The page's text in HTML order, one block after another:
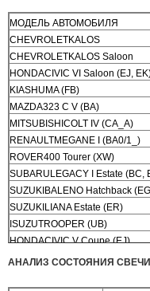
МОДЕЛЬ АВТОМОБИЛЯ
CHEVROLETKALOS
CHEVROLETKALOS Saloon
HONDACIVIC VI Saloon (EJ,
KIASHUMA (FB)
MAZDA323 C V (BA)
MITSUBISHICOLT IV (CA_A)
RENAULTMEGANE I (BA0/1_)
ROVER400 Tourer (XW)
SUBARULEGACY I Estate (BC,
SUZUKIBALENO Hatchback
SUZUKILIANA Estate (ER)
ISUZUTROOPER (UB)
HONDACIVIC V Coupe (EJ)
CHEVROLETAVEO Saloon
АНАЛИЗ СОСТОЯНИЯ